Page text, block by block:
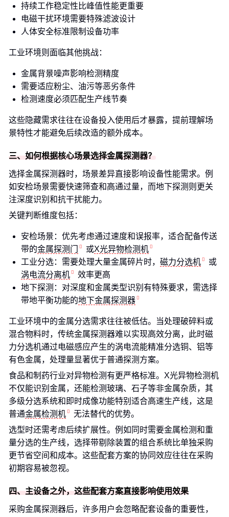
持续工作稳定性比峰值性能更重要
电磁干扰环境需要特殊滤波设计
人体安全标准限制设备功率
工业环境则面临其他挑战：
金属背景噪声影响检测精度
需要适应粉尘、油污等恶劣条件
检测速度必须匹配生产线节奏
这些隐藏需求往往在设备投入使用后才暴露，提前理解场
景特性才能避免后续改造的额外成本。
三、如何根据核心场景选择金属探测器？
选择金属探测器时，场景差异直接影响设备性能需求。例
如安检场景需要快速筛查和高通过量，而地下探测则更关
注深度识别和抗干扰能力。
关键判断维度包括：
安检场景：优先考虑通过速度和误报率，适合配备传送
带的金属探测门 或X光异物检测机
工业分选：需要处理大量金属碎片时， 磁力分选机
或
涡电流分离机
效率更高
地下探测：对深度和金属类型识别有特殊要求，需选择
带地平衡功能的地下金属探测器
工业环境中的金属分选需求往往被低估。当处理破碎料或
混合物料时，传统金属探测器难以实现高效分离，此时磁
力分选机通过电磁感应产生的涡电流能精准分选铜、铝等
有色金属，处理量显著优于普通探测方案。
食品和制药行业对异物检测有更严格标准。X光异物检测机
不仅能识别金属，还能检测玻璃、石子等非金属杂质，其
多级分选系统和即时成像功能特别适合高速生产线，这是
普通金属检测机
无法替代的优势。
选型时还需考虑后续扩展性。例如同时需要金属检测和重
量分选的生产线，选择带剔除装置的组合系统比单独采购
更节省空间和成本。这些配套方案的协同效应往往在采购
初期容易被忽视。
四、主设备之外，这些配套方案直接影响使用效果
采购金属探测器后，许多用户会忽略配套设备的重要性，